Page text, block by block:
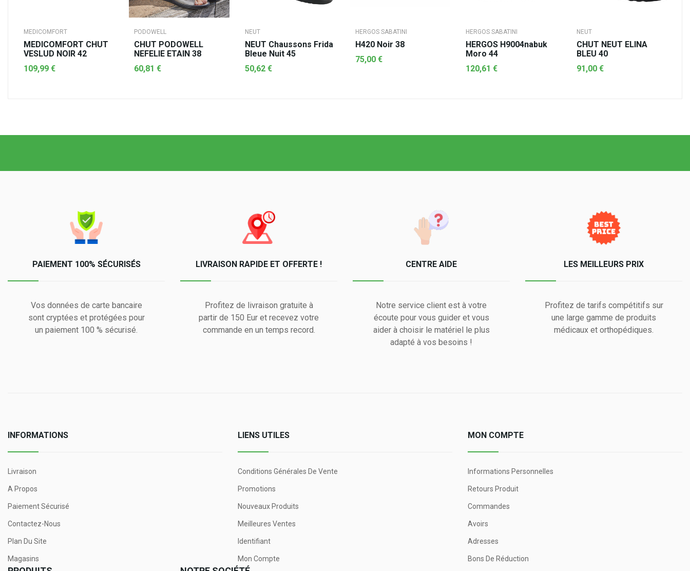
MEDICOMFORT
MEDICOMFORT CHUT
VESLUD NOIR 42
109,99 €
PODOWELL
CHUT PODOWELL
NEFELIE ETAIN 38
60,81 €
NEUT
NEUT Chaussons Frida
Bleue Nuit 45
50,62 €
HERGOS SABATINI
H420 Noir 38
75,00 €
HERGOS SABATINI
HERGOS H9004nabuk
Moro 44
120,61 €
NEUT
CHUT NEUT ELINA
BLEU 40
91,00 €
PAIEMENT 100% SÉCURISÉS
Vos données de carte bancaire
sont cryptées et protégées pour
un paiement 100 % sécurisé.
LIVRAISON RAPIDE ET OFFERTE !
Profitez de livraison gratuite à
partir de 150 Eur et recevez votre
commande en un temps record.
CENTRE AIDE
Notre service client est à votre
écoute pour vous guider et vous
aider à choisir le matériel le plus
adapté à vos besoins !
LES MEILLEURS PRIX
Profitez de tarifs compétitifs sur
une large gamme de produits
médicaux et orthopédiques.
INFORMATIONS
Livraison
A Propos
Paiement Sécurisé
Contactez-Nous
Plan Du Site
Magasins
LIENS UTILES
Conditions Générales De Vente
Promotions
Nouveaux Produits
Meilleures Ventes
Identifiant
Mon Compte
MON COMPTE
Informations Personnelles
Retours Produit
Commandes
Avoirs
Adresses
Bons De Réduction